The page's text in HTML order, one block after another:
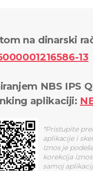
na dinarski
13
NBS IPS
aplikaciji:
*Pristupite
aplikacije i
Iznos je
korekcija
samoj